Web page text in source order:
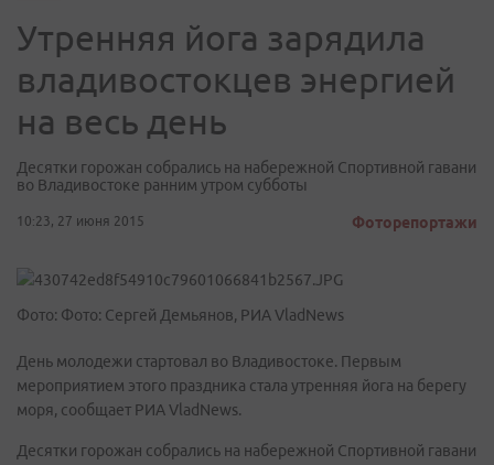
Утренняя йога зарядила
владивостокцев энергией
на весь день
Десятки горожан собрались на набережной Спортивной гавани
во Владивостоке ранним утром субботы
10:23, 27 июня 2015 Фоторепортажи
Фото: Фото: Сергей Демьянов, РИА VladNews
День молодежи стартовал во Владивостоке. Первым
мероприятием этого праздника стала утренняя йога на берегу
моря, сообщает РИА VladNews.
Десятки горожан собрались на набережной Спортивной гавани